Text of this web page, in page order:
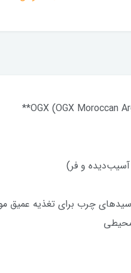
و فر)